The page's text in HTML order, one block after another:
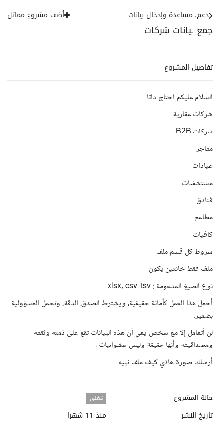
جمع بيانات شركات
دعم، مساعدة وإدخال بيانات أضف مشروع مماثل
تفاصيل المشروع
السلام عليكم احتاج داتا
شركات عقارية
شركات B2B
متاجر
عيادات
مستشفيات
فنادق
مطاعم
كافيات
شروط كل قسم ملف
ملف فقط خانتين يكون
نوع الصيغ المدعومة : xlsx, csv, tsv
أحمل هذا العمل كأمانة حقيقية، ويشترط الصدق، الدقة، وتحمل المسؤولية
بضمير.
لن أتعامل إلا مع شخص يعي أن هذه البيانات تقع على ذمته وثقته
ومصداقيته وأنها حقيقة وليس عشوائيات .
أرسلك صورة هاذي كيف ملف نبيه
حالة المشروع مُغلق
تاريخ النشر
منذ 11 شهرا